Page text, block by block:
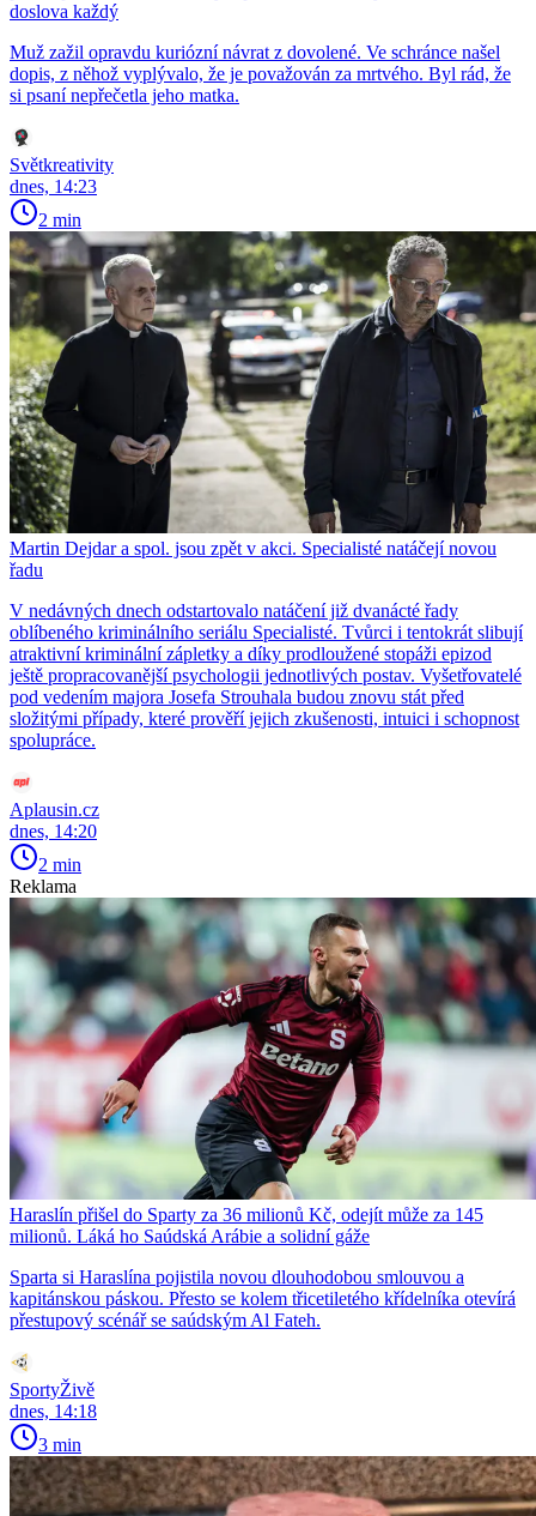
doslova každý
Muž zažil opravdu kuriózní návrat z dovolené. Ve schránce našel
dopis, z něhož vyplývalo, že je považován za mrtvého. Byl rád, že
si psaní nepřečetla jeho matka.
Světkreativity
dnes, 14:23
2 min
Martin Dejdar a spol. jsou zpět v akci. Specialisté natáčejí novou
řadu
V nedávných dnech odstartovalo natáčení již dvanácté řady
oblíbeného kriminálního seriálu Specialisté. Tvůrci i tentokrát slibují
atraktivní kriminální zápletky a díky prodloužené stopáži epizod
ještě propracovanější psychologii jednotlivých postav. Vyšetřovatelé
pod vedením majora Josefa Strouhala budou znovu stát před
složitými případy, které prověří jejich zkušenosti, intuici i schopnost
spolupráce.
Aplausin.cz
dnes, 14:20
2 min
Reklama
Haraslín přišel do Sparty za 36 milionů Kč, odejít může za 145
milionů. Láká ho Saúdská Arábie a solidní gáže
Sparta si Haraslína pojistila novou dlouhodobou smlouvou a
kapitánskou páskou. Přesto se kolem třicetiletého křídelníka otevírá
přestupový scénář se saúdským Al Fateh.
SportyŽivě
dnes, 14:18
3 min